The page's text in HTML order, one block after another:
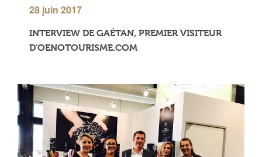
28 juin 2017
INTERVIEW DE GAÉTAN, PREMIER VISITEUR
D’OENOTOURISME.COM